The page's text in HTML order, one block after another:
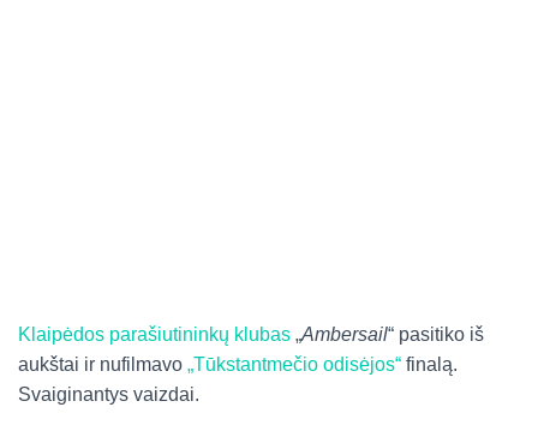
Klaipėdos parašiutininkų klubas „Ambersail“ pasitiko iš
aukštai ir nufilmavo „Tūkstantmečio odisėjos“ finalą.
Svaiginantys vaizdai.